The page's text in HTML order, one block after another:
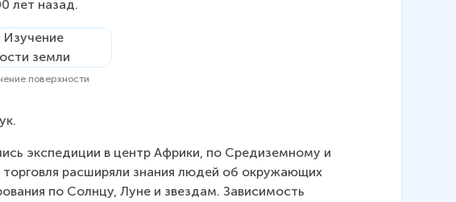
лет назад.
поверхности
экспедиции в центр Африки, по Средиземному и
расширяли знания людей об окружающих
по Солнцу, Луне и звездам. Зависимость